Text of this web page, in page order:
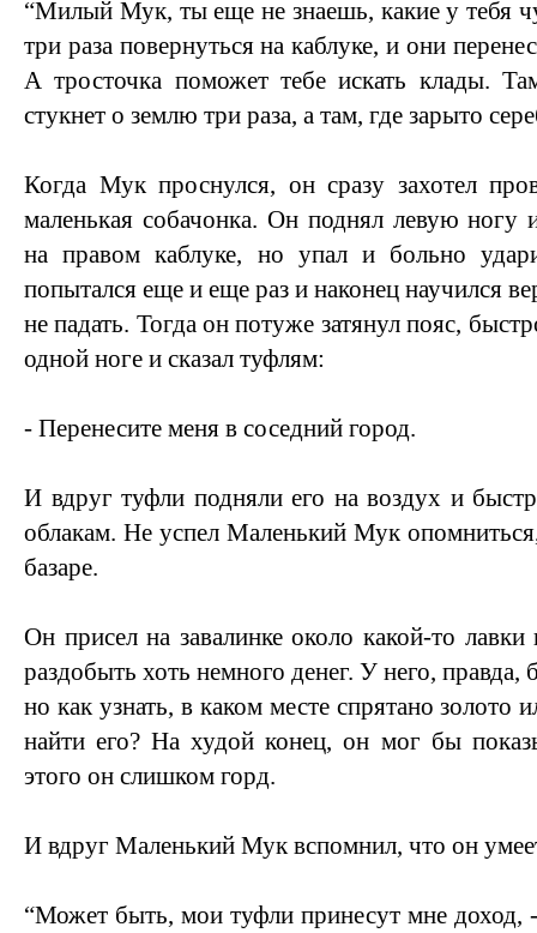
“Милый Мук, ты еще не знаешь, какие у тебя
три раза повернуться на каблуке, и они
А тросточка поможет тебе искать клады.
стукнет о землю три раза, а там, где зарыто
Когда Мук проснулся, он сразу захотел
маленькая собачонка. Он поднял левую ногу
на правом каблуке, но упал и больно
попытался еще и еще раз и наконец научился
не падать. Тогда он потуже затянул пояс,
одной ноге и сказал туфлям:
- Перенесите меня в соседний город.
И вдруг туфли подняли его на воздух и
облакам. Не успел Маленький Мук
базаре.
Он присел на завалинке около какой-то
раздобыть хоть немного денег. У него, правда,
но как узнать, в каком месте спрятано золото
найти его? На худой конец, он мог бы
этого он слишком горд.
И вдруг Маленький Мук вспомнил, что он
“Может быть, мои туфли принесут мне